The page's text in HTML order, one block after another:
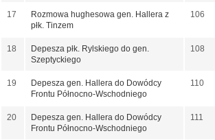
17
Rozmowa hughesowa gen. Hallera z
płk. Tinzem
106
18
Depesza płk. Rylskiego do gen.
Szeptyckiego
108
19
Depesza gen. Hallera do Dowódcy
Frontu Północno-Wschodniego
110
20
Depesza gen. Hallera do Dowódcy
Frontu Północno-Wschodniego
111